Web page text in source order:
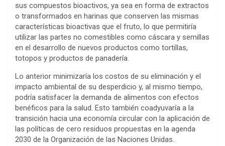
sus compuestos bioactivos, ya sea en forma de extractos
o transformados en harinas que conserven las mismas
características bioactivas que el fruto, lo que permitiría
utilizar las partes no comestibles como cáscara y semillas
en el desarrollo de nuevos productos como tortillas,
totopos y productos de panadería.
Lo anterior minimizaría los costos de su eliminación y el
impacto ambiental de su desperdicio y, al mismo tiempo,
podría satisfacer la demanda de alimentos con efectos
benéficos para la salud. Esto también coadyuvaría a la
transición hacia una economía circular con la aplicación de
las políticas de cero residuos propuestas en la agenda
2030 de la Organización de las Naciones Unidas.